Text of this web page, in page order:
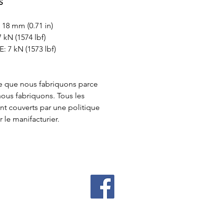
18 mm (0.71 in)
kN (1574 lbf)
7 kN (1573 lbf)
que nous fabriquons parce
fabriquons. Tous les
couverts par une politique
le manifacturier.